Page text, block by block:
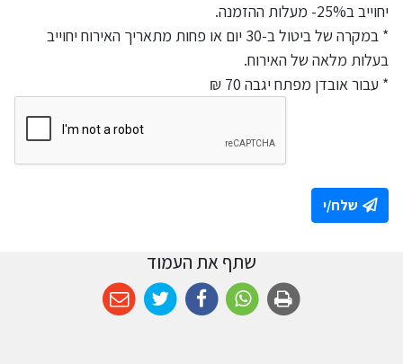
יחוייב ב25%- מעלות ההזמנה.
* במקרה של ביטול ב-30 יום או פחות מתאריך האירוח יחוייב
בעלות מלאה של האירוח.
* עבור אובדן מפתח יגבה 70 ₪
שלח/י
שתף את העמוד